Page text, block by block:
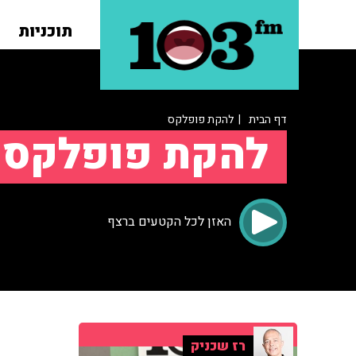
תוכניות
דף הבית | להקת פופלקס
להקת פופלקס
האזן לכל הקטעים ברצף
רז שכניק